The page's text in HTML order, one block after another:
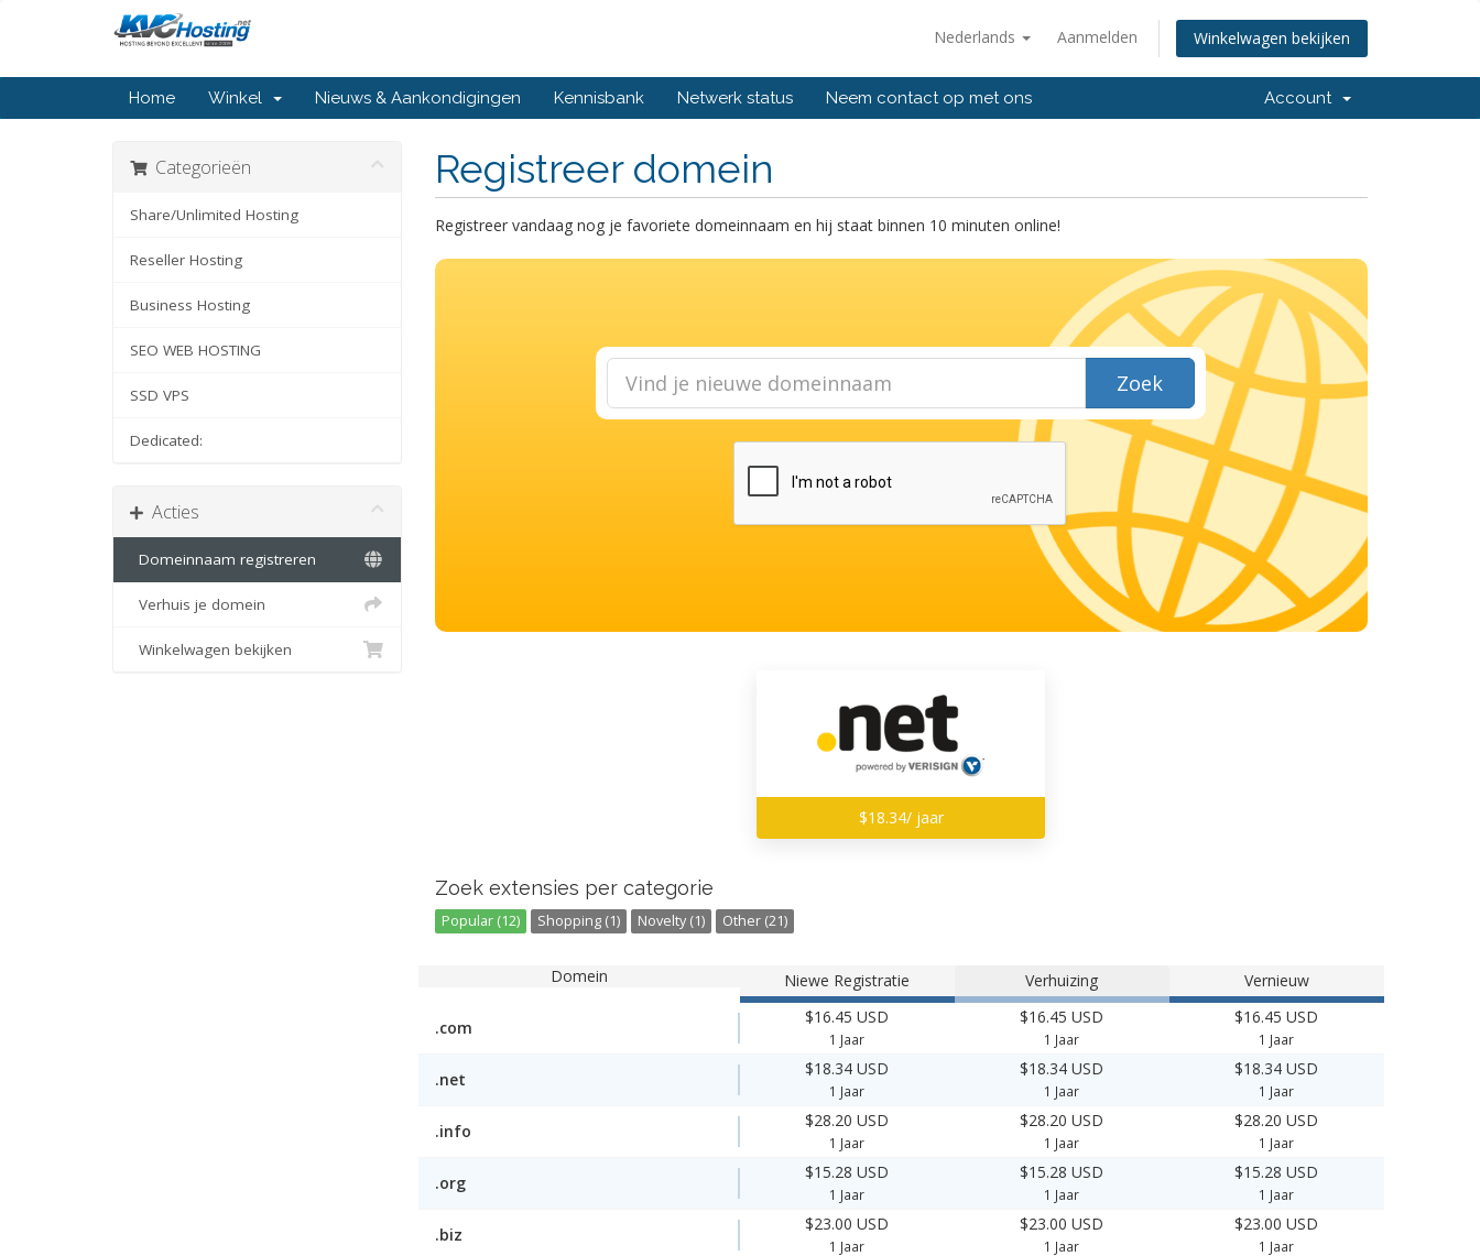
Nederlands Aanmelden Winkelwagen bekijken
Home Winkel Nieuws & Aankondigingen Kennisbank Netwerk status Neem contact op met ons Account
Categorieën
Share/Unlimited Hosting
Reseller Hosting
Business Hosting
SEO WEB HOSTING
SSD VPS
Dedicated:
Acties
Domeinnaam registreren
Verhuis je domein
Winkelwagen bekijken
Registreer domein
Registreer vandaag nog je favoriete domeinnaam en hij staat binnen 10 minuten online!
Zoek
$18.34/ jaar
Zoek extensies per categorie
Popular (12) Shopping (1) Novelty (1) Other (21)
Domein Niewe Registratie Verhuizing Vernieuw
.com
$16.45 USD
1 Jaar
$16.45 USD
1 Jaar
$16.45 USD
1 Jaar
.net
$18.34 USD
1 Jaar
$18.34 USD
1 Jaar
$18.34 USD
1 Jaar
.info
$28.20 USD
1 Jaar
$28.20 USD
1 Jaar
$28.20 USD
1 Jaar
.org
$15.28 USD
1 Jaar
$15.28 USD
1 Jaar
$15.28 USD
1 Jaar
.biz
$23.00 USD
1 Jaar
$23.00 USD
1 Jaar
$23.00 USD
1 Jaar